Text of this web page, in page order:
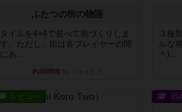
ふたつの街の物語
タイルを4×4で並べて街づくりしま
す。ただし、街は各プレイヤーの間
にあ...
約4時間前
３種
ルな
＾)...
レビュー 戦